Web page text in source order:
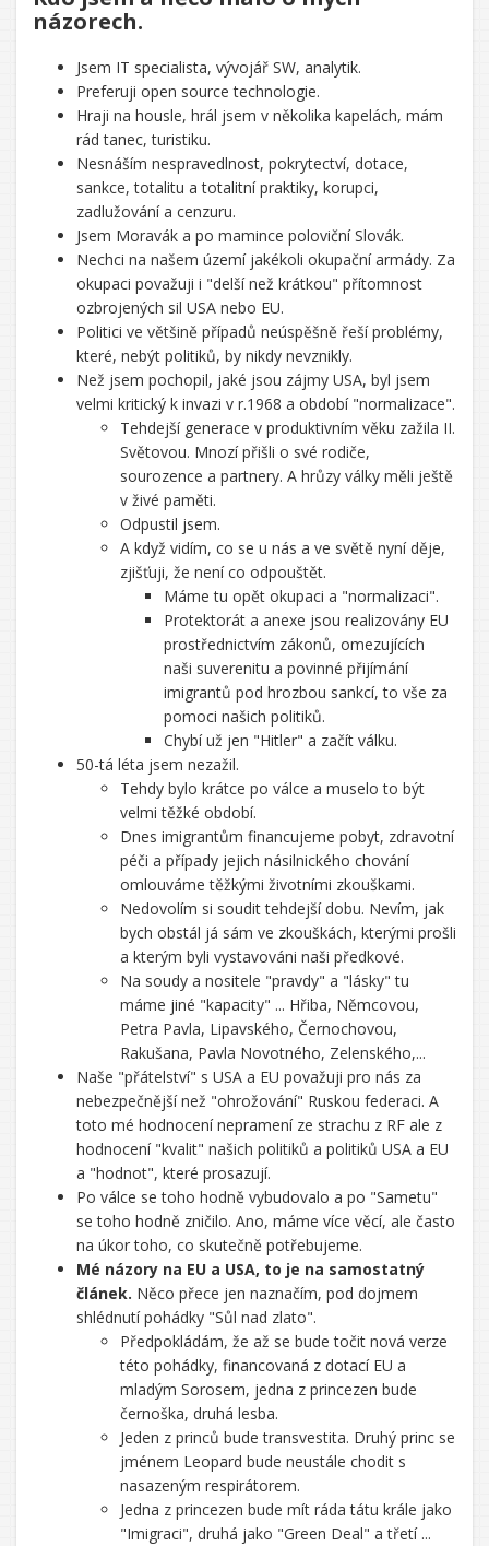
názorech.
Jsem IT specialista, vývojář SW, analytik.
Preferuji open source technologie.
Hraji na housle, hrál jsem v několika kapelách, mám
rád tanec, turistiku.
Nesnáším nespravedlnost, pokrytectví, dotace,
sankce, totalitu a totalitní praktiky, korupci,
zadlužování a cenzuru.
Jsem Moravák a po mamince poloviční Slovák.
Nechci na našem území jakékoli okupační armády. Za
okupaci považuji i "delší než krátkou" přítomnost
ozbrojených sil USA nebo EU.
Politici ve většině případů neúspěšně řeší problémy,
které, nebýt politiků, by nikdy nevznikly.
Než jsem pochopil, jaké jsou zájmy USA, byl jsem
velmi kritický k invazi v r.1968 a období "normalizace".
Tehdejší generace v produktivním věku zažila II.
Světovou. Mnozí přišli o své rodiče,
sourozence a partnery. A hrůzy války měli ještě
v živé paměti.
Odpustil jsem.
A když vidím, co se u nás a ve světě nyní děje,
zjišťuji, že není co odpouštět.
Máme tu opět okupaci a "normalizaci".
Protektorát a anexe jsou realizovány EU
prostřednictvím zákonů, omezujících
naši suverenitu a povinné přijímání
imigrantů pod hrozbou sankcí, to vše za
pomoci našich politiků.
Chybí už jen "Hitler" a začít válku.
50-tá léta jsem nezažil.
Tehdy bylo krátce po válce a muselo to být
velmi těžké období.
Dnes imigrantům financujeme pobyt, zdravotní
péči a případy jejich násilnického chování
omlouváme těžkými životními zkouškami.
Nedovolím si soudit tehdejší dobu. Nevím, jak
bych obstál já sám ve zkouškách, kterými prošli
a kterým byli vystavováni naši předkové.
Na soudy a nositele "pravdy" a "lásky" tu
máme jiné "kapacity" ... Hřiba, Němcovou,
Petra Pavla, Lipavského, Černochovou,
Rakušana, Pavla Novotného, Zelenského,...
Naše "přátelství" s USA a EU považuji pro nás za
nebezpečnější než "ohrožování" Ruskou federaci. A
toto mé hodnocení nepramení ze strachu z RF ale z
hodnocení "kvalit" našich politiků a politiků USA a EU
a "hodnot", které prosazují.
Po válce se toho hodně vybudovalo a po "Sametu"
se toho hodně zničilo. Ano, máme více věcí, ale často
na úkor toho, co skutečně potřebujeme.
Mé názory na EU a USA, to je na samostatný
článek. Něco přece jen naznačím, pod dojmem
shlédnutí pohádky "Sůl nad zlato".
Předpokládám, že až se bude točit nová verze
této pohádky, financovaná z dotací EU a
mladým Sorosem, jedna z princezen bude
černoška, druhá lesba.
Jeden z princů bude transvestita. Druhý princ se
jménem Leopard bude neustále chodit s
nasazeným respirátorem.
Jedna z princezen bude mít ráda tátu krále jako
"Imigraci", druhá jako "Green Deal" a třetí ...